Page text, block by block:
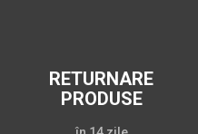
RETURNARE
PRODUSE